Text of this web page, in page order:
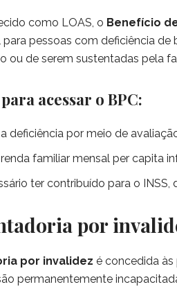
como LOAS, o Benefício
pessoas com deficiência
ou de serem sustentadas pela
acessar o BPC:
deficiência por meio de
familiar mensal per capita
ter contribuído para o
por
por invalidez é concedida
permanentemente